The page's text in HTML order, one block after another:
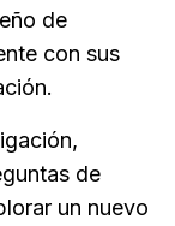
de
con sus
de
un nuevo